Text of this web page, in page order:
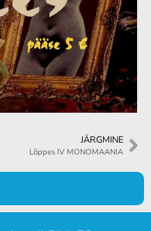
JÄRGMINE
Lõppes IV MONOMAANIA